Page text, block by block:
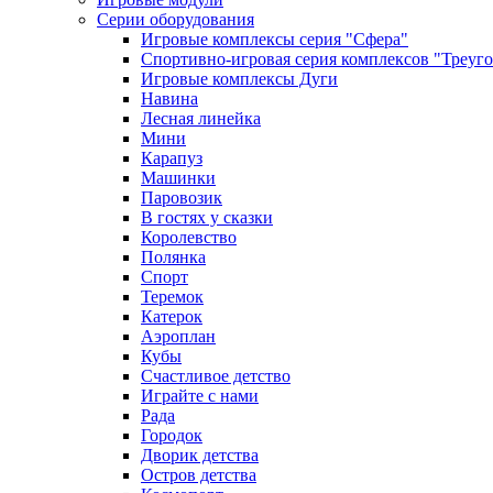
Серии оборудования
Игровые комплексы серия "Сфера"
Спортивно-игровая серия комплексов
Игровые комплексы Дуги
Навина
Лесная линейка
Мини
Карапуз
Машинки
Паровозик
В гостях у сказки
Королевство
Полянка
Спорт
Теремок
Катерок
Аэроплан
Кубы
Счастливое детство
Играйте с нами
Рада
Городок
Дворик детства
Остров детства